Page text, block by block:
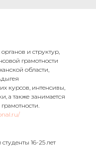
и структур,
грамотности
области,
курсов, интенсивы,
а также занимается
16-25 лет